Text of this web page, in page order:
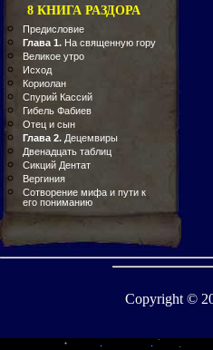
8 КНИГА РАЗДОРА
Предисловие
Глава 1. На священную гору
Великое утро
Исход
Кориолан
Спурий Кассий
Гибель Фабиев
Отец и сын
Глава 2. Децемвиры
Двенадцать таблиц
Сикций Дентат
Вергиния
Сотворение мифа и пути к
его пониманию
Copyright ©